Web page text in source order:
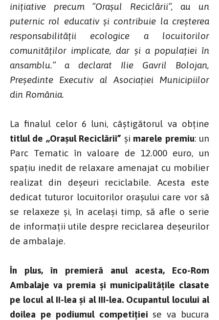
iniţiative precum ”Oraşul Reciclării”, au un
puternic rol educativ şi contribuie la creşterea
responsabilităţii ecologice a locuitorilor
comunităţilor implicate, dar şi a populaţiei în
ansamblu.” a declarat Ilie Gavril Bolojan,
Preşedinte Executiv al Asociaţiei Municipiilor
din România.
La finalul celor 6 luni, câștigătorul va obține
titlul de ,,Orașul Reciclării” șimarele premiu: un
Parc Tematic în valoare de 12.000 euro, un
spațiu inedit de relaxare amenajat cu mobilier
realizat din deșeuri reciclabile. Acesta este
dedicat tuturor locuitorilor orașului care vor să
se relaxeze și, în același timp, să afle o serie
de informații utile despre reciclarea deșeurilor
de ambalaje.
În plus, în premieră anul acesta, Eco-Rom
Ambalaje va premia și municipalitățile clasate
pe locul al II-lea și al III-lea. Ocupantul locului al
doilea pe podiumul competiției se va bucura